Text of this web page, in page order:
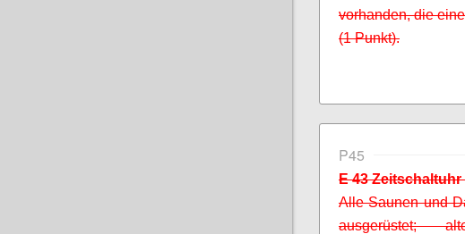
vorhanden, die
(1 Punkt).
P45
E 43 Zeitschaltuhr
Alle Saunen und
ausgerüstet;